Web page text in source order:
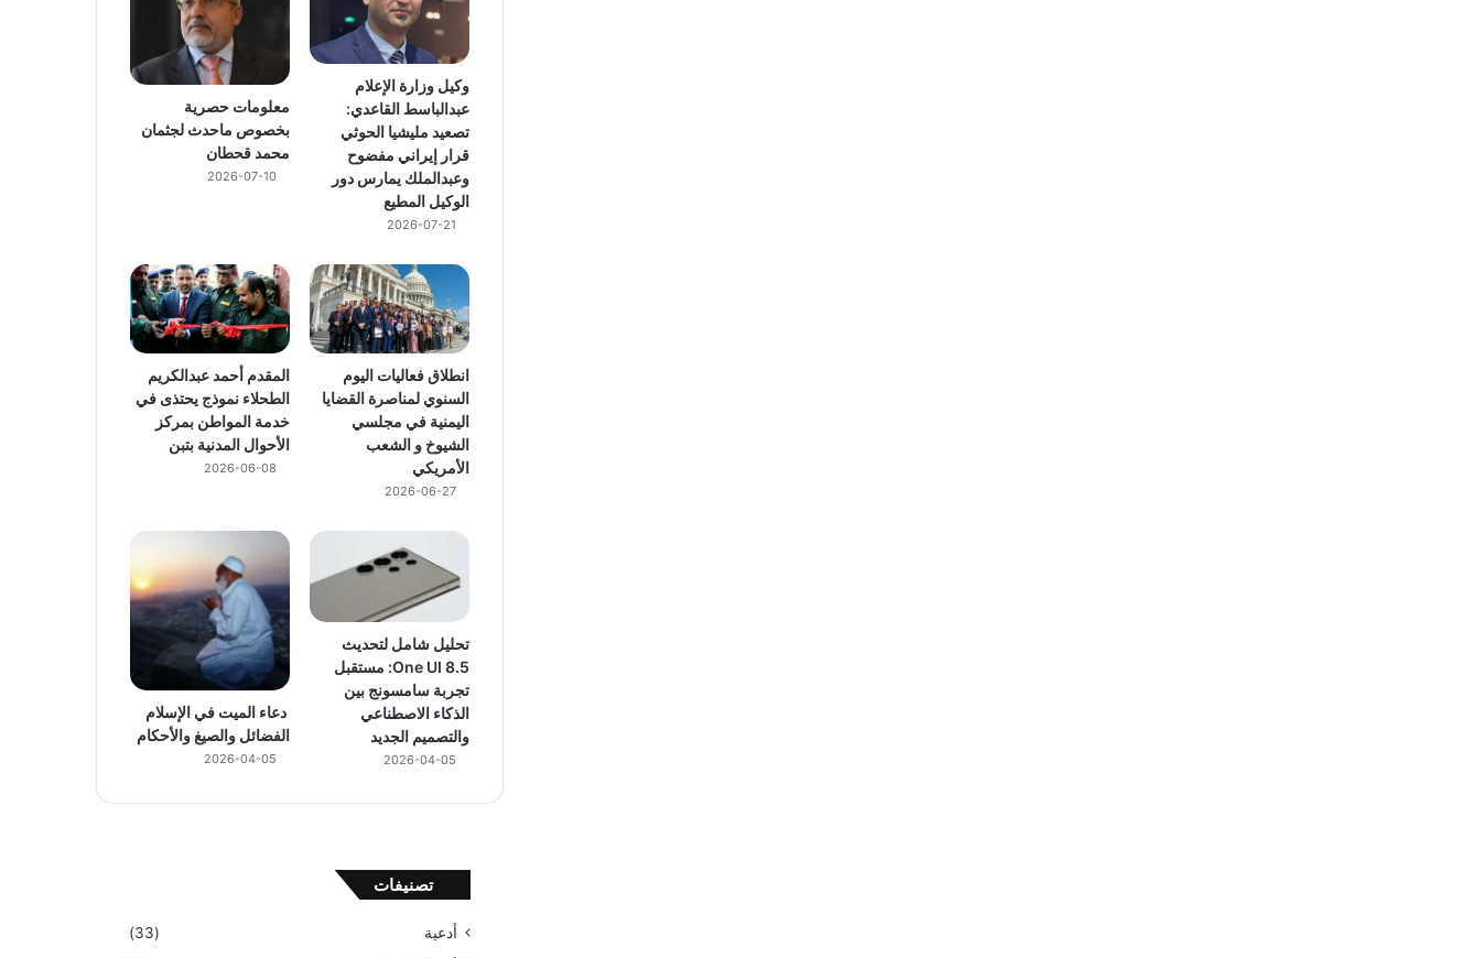
وكيل وزارة الإعلام
عبدالباسط القاعدي:
تصعيد مليشيا الحوثي
قرار إيراني مفضوح
وعبدالملك يمارس دور
الوكيل المطيع
2026-07-21
معلومات حصرية
بخصوص ماحدث لجثمان
محمد قحطان
2026-07-10
انطلاق فعاليات اليوم
السنوي لمناصرة القضايا
اليمنية في مجلسي
الشيوخ و الشعب
الأمريكي
2026-06-27
المقدم أحمد عبدالكريم
الطحلاء نموذج يحتذى في
خدمة المواطن بمركز
الأحوال المدنية بتبن
2026-06-08
تحليل شامل لتحديث
One UI 8.5: مستقبل
تجربة سامسونج بين
الذكاء الاصطناعي
والتصميم الجديد
2026-04-05
دعاء الميت في الإسلام
الفضائل والصيغ والأحكام
2026-04-05
تصنيفات
أدعية
(33)